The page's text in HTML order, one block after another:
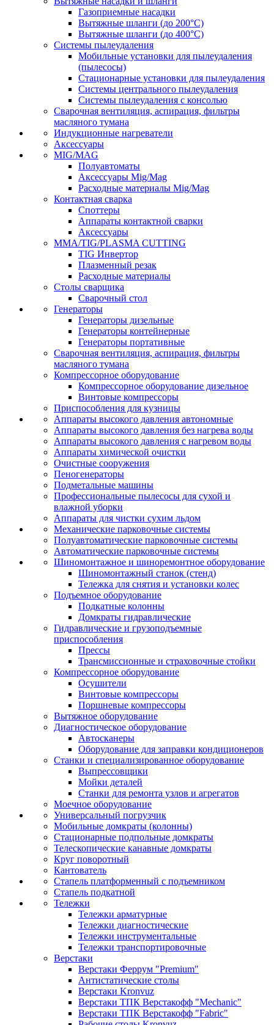
Газоприемные насадки
Вытяжные шланги (до 200°C)
Вытяжные шланги (до 400°C)
Системы пылеудаления
Мобильные установки для пылеудаления
(пылесосы)
Стационарные установки для пылеудаления
Системы центрального пылеудаления
Системы пылеудаления с консолью
Сварочная вентиляция, аспирация, фильтры
масляного тумана
Индукционные нагреватели
Аксессуары
MIG/MAG
Полуавтоматы
Аксессуары Mig/Mag
Расходные материалы Mig/Mag
Контактная сварка
Споттеры
Аппараты контактной сварки
Аксессуары
MMA/TIG/PLASMA CUTTING
TIG Инвертор
Плазменный резак
Расходные материалы
Столы сварщика
Сварочный стол
Генераторы
Генераторы дизельные
Генераторы контейнерные
Генераторы портативные
Сварочная вентиляция, аспирация, фильтры
масляного тумана
Компрессорное оборудование
Компрессорное оборудование дизельное
Винтовые компрессоры
Приспособления для кузницы
Аппараты высокого давления автономные
Аппараты высокого давления без нагрева воды
Аппараты высокого давления с нагревом воды
Аппараты химической очистки
Очистные сооружения
Пеногенераторы
Подметальные машины
Профессиональные пылесосы для сухой и
влажной уборки
Аппараты для чистки сухим льдом
Механические парковочные системы
Полуавтоматические парковочные системы
Автоматические парковочные системы
Шиномонтажное и шиноремонтное оборудование
Шиномонтажный станок (стенд)
Тележка для снятия и установки колес
Подъемное оборудование
Подкатные колонны
Домкраты гидравлические
Гидравлические и грузоподъемные
приспособления
Прессы
Трансмиссионные и страховочные стойки
Компрессорное оборудование
Осушители
Винтовые компрессоры
Поршневые компрессоры
Вытяжное оборудование
Диагностическое оборудование
Автосканеры
Оборудование для заправки кондиционеров
Станки и специализированное оборудование
Выпрессовщики
Мойки деталей
Станки для ремонта узлов и агрегатов
Моечное оборудование
Универсальный погрузчик
Мобильные домкраты (колонны)
Стационарные подпольные домкраты
Телескопические канавные домкраты
Круг поворотный
Кантователь
Стапель платформенный с подъемником
Стапель подкатной
Тележки
Тележки арматурные
Тележки диагностические
Тележки инструментальные
Тележки транспортировочные
Верстаки
Верстаки Феррум "Premium"
Антистатические столы
Верстаки Kronvuz
Верстаки ТПК Верстакофф "Mechanic"
Верстаки ТПК Верстакофф "Fabric"